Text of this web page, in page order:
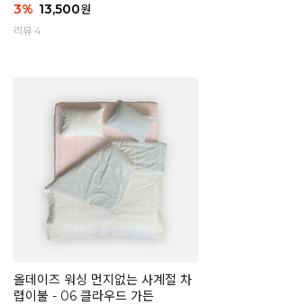
3% 13,500원
리뷰 4
올데이즈 워싱 먼지없는 사계절 차
렵이불 - 06 클라우드 가든